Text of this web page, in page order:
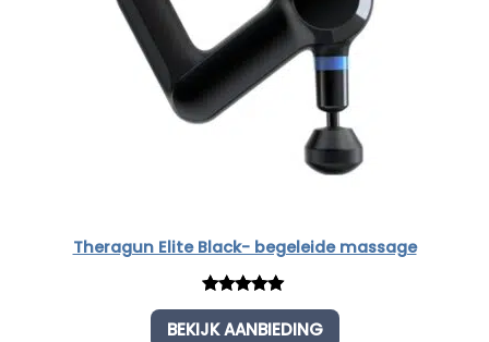
Theragun Elite Black- begeleide massage
Rated5.00
out of 5
1
BEKIJK AANBIEDING